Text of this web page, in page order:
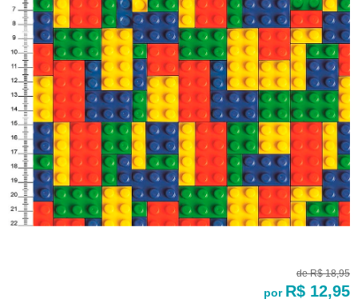
de R$ 18,95
por R$ 12,95